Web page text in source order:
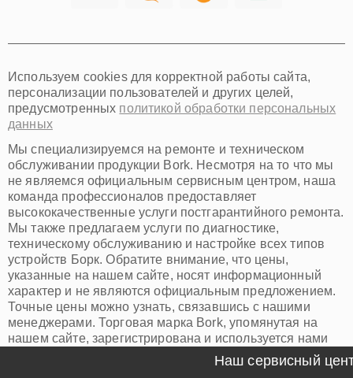
Наш сервисный центр
Томск
Иркутск
Самара
Омск
Красноярск
Пермь
Ульяновск
Киров
Архангельск
Астрахань
Белгород
Благовещенск
Брянск
Владивосток
Владикавказ
Владимир
Волжский
Вологда
Используем cookies для корректной работы сайта,
персонализации пользователей и других целей,
предусмотренных
данных
Мы специализируемся на ремонте и техническом
обслуживании продукции Bork. Несмотря на то что мы
не являемся официальным сервисным центром, наша
команда профессионалов предоставляет
высококачественные услуги постгарантийного ремонта.
Мы также предлагаем услуги по диагностике,
техническому обслуживанию и настройке всех типов
устройств Борк. Обратите внимание, что цены,
указанные на нашем сайте, носят информационный
характер и не являются официальным предложением.
Точные цены можно узнать, связавшись с нашими
менеджерами. Торговая марка Bork, упомянутая на
нашем сайте, зарегистрирована и используется нами